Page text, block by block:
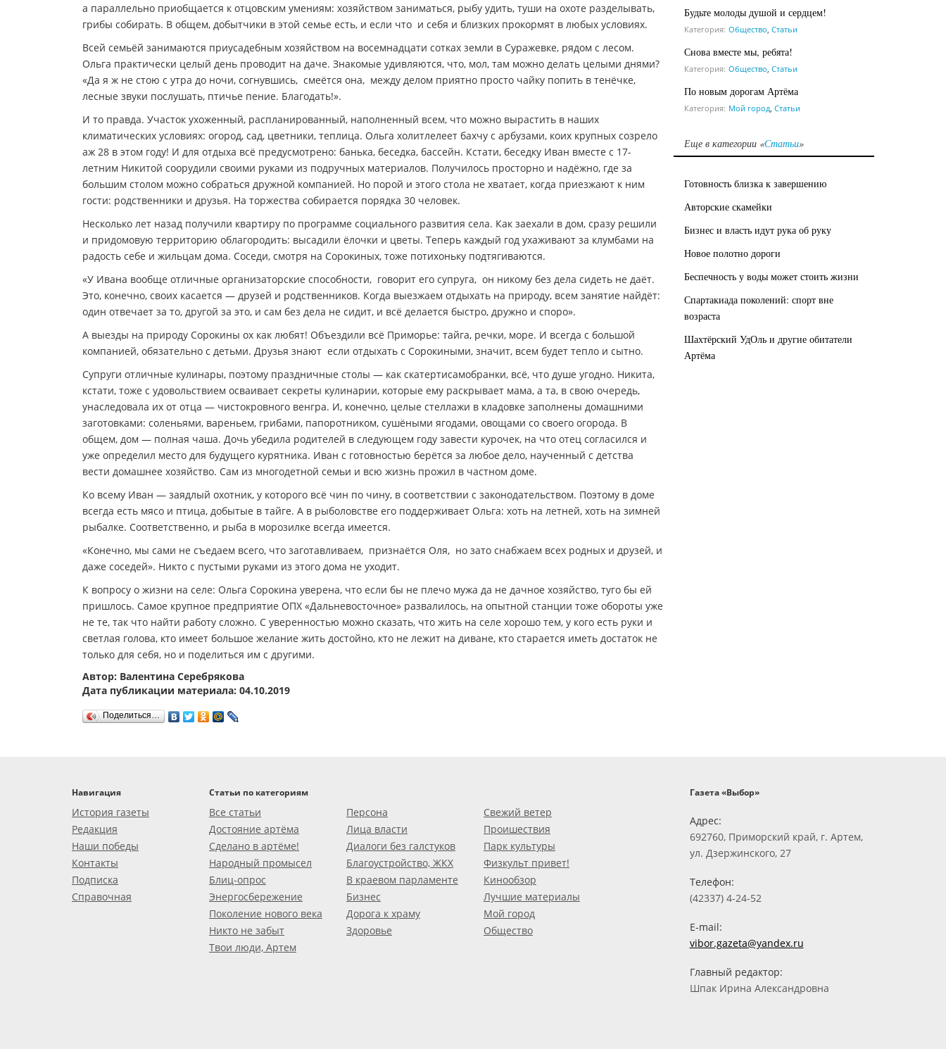
а параллельно приобщается к отцовским умениям: хозяйством заниматься, рыбу удить, туши на охоте разделывать,
грибы собирать. В общем, добытчики в этой семье есть, и если что ­ и себя и близких прокормят в любых условиях.
Всей семьёй занимаются приусадебным хозяйством на восемнадцати сотках земли в Суражевке, рядом с лесом.
Ольга практически целый день проводит на даче. Знакомые удивляются, что, мол, там можно делать целыми днями?
«Да я ж не стою с утра до ночи, согнувшись, ­ смеётся она, ­ между делом приятно просто чайку попить в тенёчке,
лесные звуки послушать, птичье пение. Благодать!».
И то правда. Участок ухоженный, распланированный, наполненный всем, что можно вырастить в наших
климатических условиях: огород, сад, цветники, теплица. Ольга холит­лелеет бахчу с арбузами, коих крупных созрело
аж 28 в этом году! И для отдыха всё предусмотрено: банька, беседка, бассейн. Кстати, беседку Иван вместе с 17­
летним Никитой соорудили своими руками из подручных материалов. Получилось просторно и надёжно, где за
большим столом можно собраться дружной компанией. Но порой и этого стола не хватает, когда приезжают к ним
гости: родственники и друзья. На торжества собирается порядка 30 человек.
Несколько лет назад получили квартиру по программе социального развития села. Как заехали в дом, сразу решили
и придомовую территорию облагородить: высадили ёлочки и цветы. Теперь каждый год ухаживают за клумбами на
радость себе и жильцам дома. Соседи, смотря на Сорокиных, тоже потихоньку подтягиваются.
«У Ивана вообще отличные организаторские способности, ­ говорит его супруга, ­ он никому без дела сидеть не даёт.
Это, конечно, своих касается — друзей и родственников. Когда выезжаем отдыхать на природу, всем занятие найдёт:
один отвечает за то, другой за это, и сам без дела не сидит, и всё делается быстро, дружно и споро».
А выезды на природу Сорокины ох как любят! Объездили всё Приморье: тайга, речки, море. И всегда с большой
компанией, обязательно с детьми. Друзья знают ­ если отдыхать с Сорокиными, значит, всем будет тепло и сытно.
Супруги­ отличные кулинары, поэтому праздничные столы — как скатерти­самобранки, всё, что душе угодно. Никита,
кстати, тоже с удовольствием осваивает секреты кулинарии, которые ему раскрывает мама, а та, в свою очередь,
унаследовала их от отца — чистокровного венгра. И, конечно, целые стеллажи в кладовке заполнены домашними
заготовками: соленьями, вареньем, грибами, папоротником, сушёными ягодами, овощами со своего огорода. В
общем, дом — полная чаша. Дочь убедила родителей в следующем году завести курочек, на что отец согласился и
уже определил место для будущего курятника. Иван с готовностью берётся за любое дело, наученный с детства
вести домашнее хозяйство. Сам из многодетной семьи и всю жизнь прожил в частном доме.
Ко всему Иван — заядлый охотник, у которого всё чин по чину, в соответствии с законодательством. Поэтому в доме
всегда есть мясо и птица, добытые в тайге. А в рыболовстве его поддерживает Ольга: хоть на летней, хоть на зимней
рыбалке. Соответственно, и рыба в морозилке всегда имеется.
«Конечно, мы сами не съедаем всего, что заготавливаем, ­ признаётся Оля, ­ но зато снабжаем всех родных и друзей, и
даже соседей». Никто с пустыми руками из этого дома не уходит.
К вопросу о жизни на селе: Ольга Сорокина уверена, что если бы не плечо мужа да не дачное хозяйство, туго бы ей
пришлось. Самое крупное предприятие ОПХ «Дальневосточное» развалилось, на опытной станции тоже обороты уже
не те, так что найти работу сложно. С уверенностью можно сказать, что жить на селе хорошо тем, у кого есть руки и
светлая голова, кто имеет большое желание жить достойно, кто не лежит на диване, кто старается иметь достаток не
только для себя, но и поделиться им с другими.
Автор: Валентина Серебрякова
Дата публикации материала: 04.10.2019
Поделиться…
Будьте молоды душой и сердцем!
Категория: Общество Статьи
Снова вместе мы, ребята!
Категория: Общество Статьи
По новым дорогам Артёма
Категория: Мой город Статьи
Еще в категории «Статьи»
Готовность близка к завершению
Авторские скамейки
Бизнес и власть идут рука об руку
Новое полотно дороги
Беспечность у воды может стоить жизни
Спартакиада поколений: спорт вне
возраста
Шахтёрский УдОль и другие обитатели
Артёма
Навигация
История газеты
Редакция
Наши победы
Контакты
Подписка
Справочная
Статьи по категориям
Все статьи
Достояние артёма
Сделано в артёме!
Народный промысел
Блиц-опрос
Энергосбережение
Поколение нового века
Никто не забыт
Твои люди, Артем
Персона
Лица власти
Диалоги без галстуков
Благоустройство, ЖКХ
В краевом парламенте
Бизнес
Дорога к храму
Здоровье
Свежий ветер
Проишествия
Парк культуры
Физкульт привет!
Кинообзор
Лучшие материалы
Мой город
Общество
Газета «Выбор»
Адрес:
692760, Приморский край, г. Артем,
ул. Дзержинского, 27
Телефон:
(42337) 4-24-52
E-mail:
vibor.gazeta@yandex.ru
Главный редактор:
Шпак Ирина Александровна